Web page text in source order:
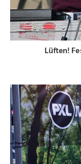
Lüften!